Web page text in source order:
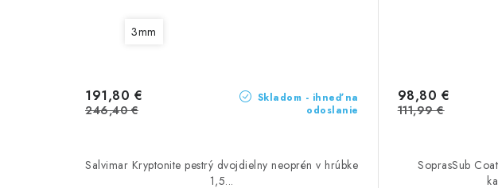
3mm
Skladom - ihneď na
odoslanie
191,80 €
246,40 €
Salvimar Kryptonite pestrý dvojdielny neoprén v hrúbke
1,5...
98,80 €
111,99 €
SoprasSub